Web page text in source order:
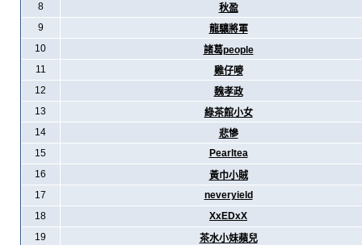
8
秋盈
9
龍驤將軍
10
諸葛people
11
雞仔嘜
12
魏孝政
13
綠茶館小女
14
悲慘
15
Pearltea
16
黃巾小賊
17
neveryield
18
XxEDxX
19
茶水小妹蘋兒